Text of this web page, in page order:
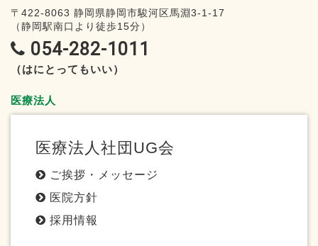
〒422-8063 静岡県静岡市駿河区馬淵3-1-17
（静岡駅南口より徒歩15分）
054-282-1011
（はにとってもいい）
医療法人
医療法人社団UG会
ご挨拶・メッセージ
医院方針
採用情報